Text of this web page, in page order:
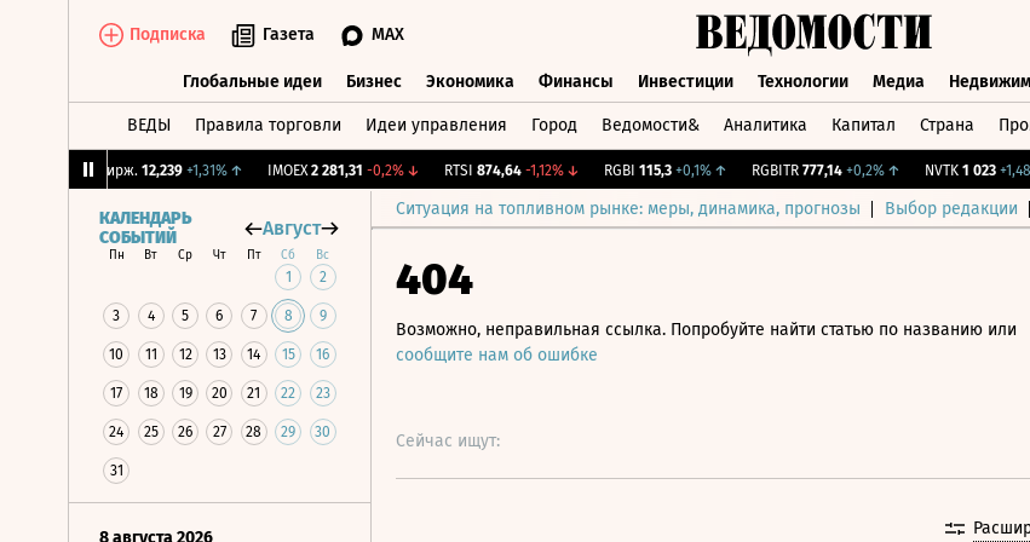
Подписка Газета MAX
Глобальные идеи Бизнес Экономика Финансы Инвестиции Технологии Медиа
ВЕДЫ Правила торговли Идеи управления Город Ведомости& Аналитика Капитал Страна
CNY Бирж. 12,239 +1,31%↑ IMOEX 2 281,31 -0,2%↓ RTSI 874,64 -1,12% ↓ RGBI 115,3 +0,1% ↑ RGBITR 777,14 +0,2%↑ NVTK 1 023 +1,48%
Ситуация на топливном рынке: меры, динамика, прогнозы Выбор редакции
КАЛЕНДАРЬ
СОБЫТИЙ
Август
Пн Вт Ср Чт Пт Сб Вс
1 2
3 4 5 6 7 8 9
10 11 12 13 14 15 16
17 18 19 20 21 22 23
24 25 26 27 28 29 30
31
8 августа 2026
404
Возможно, неправильная ссылка. Попробуйте найти статью по названию или
сообщите нам об ошибке
Сейчас ищут: